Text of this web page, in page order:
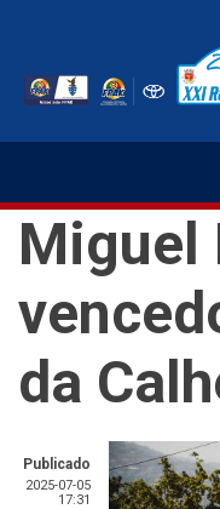
conteúdo
Miguel
da
Publicado
2025-07-05
17:31